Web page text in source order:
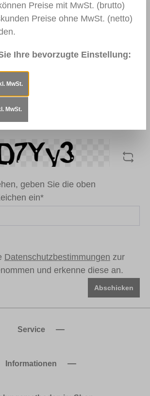
(*) markierten Felder sind
geben Sie die oben
ein*
Datenschutzbestimmungen zur
und erkenne diese an.
Abschicken
Service
Informationen
Preise mit MwSt. (brutto)
Preise ohne MwSt. (netto)
Ihre bevorzugte Einstellung:
MwSt.
MwSt.